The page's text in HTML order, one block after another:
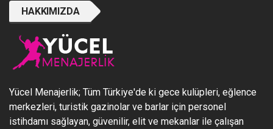
HAKKIMIZDA
Yücel Menajerlik; Tüm Türkiye'de ki gece kulüpleri, eğlence
merkezleri, turistik gazinolar ve barlar için personel
istihdamı sağlayan, güvenilir, elit ve mekanlar ile çalışan